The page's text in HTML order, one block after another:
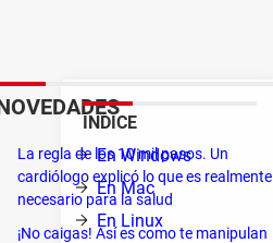
reciclaje? Esto sí que te
permanente.
ÍNDICE
En Windows
En Mac
En Linux
La regla de los 10 mil pasos. Un
cardiólogo explicó lo que es realmente
necesario para la salud
¡No caigas! Así es como te manipulan